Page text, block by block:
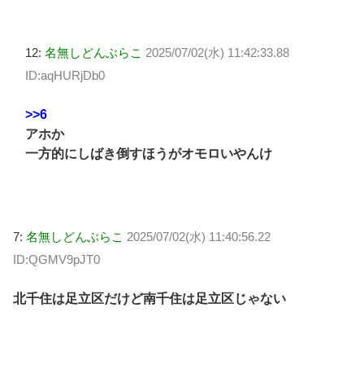
12: 名無しどんぶらこ 2025/07/02(水) 11:42:33.88
ID:aqHURjDb0
>>6
アホか
一方的にしばき倒すほうがオモロいやんけ
7: 名無しどんぶらこ 2025/07/02(水) 11:40:56.22
ID:QGMV9pJT0
北千住は足立区だけど南千住は足立区じゃない